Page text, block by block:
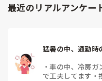
最近のリアルアンケー
猛暑の中、通勤
・車の中、冷房ガ
で工夫してます ・